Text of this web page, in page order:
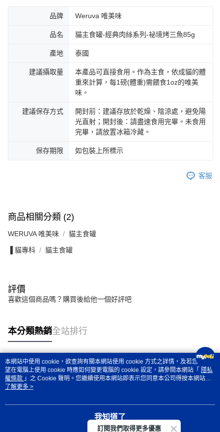
品牌 Weruva 唯美味
品名 貓主食罐-經典肉絲系列-祕境烤三魚85g
產地 泰國
建議攝取量
本產品可直接食用。作為主食，依成貓的體
重來計算，每1磅(體重)需餵食1oz的唯美
味。
建議保存方式
開封前：建議存放於乾燥、陰涼處，避免陽
光直射；開封後：請盡速食用完畢。未食用
完畢，請放置冰箱冷藏。
保存期限 如包裝上所標示
客服
商品相關分類 (2)
WERUVA 唯美味 貓主食罐
▐ 貓專科 貓主食罐
評價
喜歡這個商品嗎？購買後給他一個好評吧
本分類熱銷全站排行
熱門標籤
本網站中使用 cookie，欲查詢有關本網站使用 cookie 方式之詳情，及若您不希
望在電腦上使用 cookie 時應如何變更電腦的 cookie 設定，請參閱本網站「 隱私
權條款 」之 Cookie 聲明。您繼續使用本網站即表示您同意本公司得按本網站使
用條款之 Cookie 聲明使用 cookie。
了解更多 >
我知道了
訂閱我們取得更多優惠